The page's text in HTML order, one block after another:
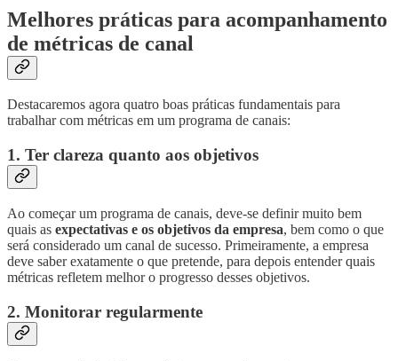
Melhores práticas para acompanhamento
de métricas de canal
Destacaremos agora quatro boas práticas fundamentais para
trabalhar com métricas em um programa de canais:
1. Ter clareza quanto aos objetivos
Ao começar um programa de canais, deve-se definir muito bem
quais as expectativas e os objetivos da empresa, bem como o que
será considerado um canal de sucesso. Primeiramente, a empresa
deve saber exatamente o que pretende, para depois entender quais
métricas refletem melhor o progresso desses objetivos.
2. Monitorar regularmente